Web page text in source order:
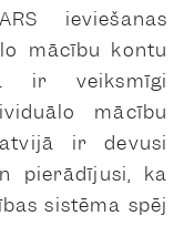
ieviešanas
mācību kontu
ir veiksmīgi
mācību
ir devusi
pierādījusi, ka
sistēma spēj